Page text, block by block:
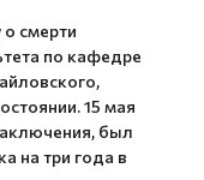
смерти
по кафедре
15 мая
был
на три года в